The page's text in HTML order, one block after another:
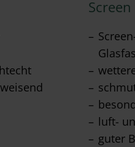
Screen
luft-
guter